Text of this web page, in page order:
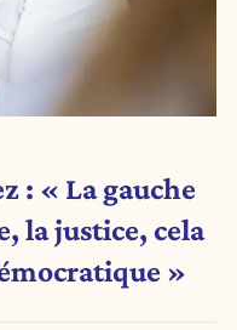
: « La gauche
la justice, cela
»